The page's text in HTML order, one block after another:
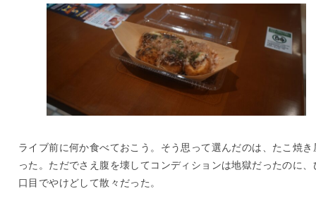
ライブ前に何か食べておこう。そう思って選んだのは、たこ焼き
った。ただでさえ腹を壊してコンディションは地獄だったのに、
口目でやけどして散々だった。